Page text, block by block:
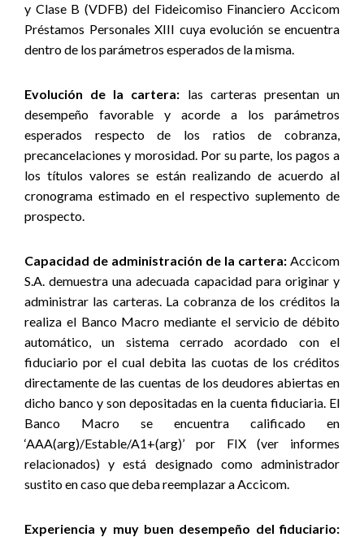
y Clase B (VDFB) del Fideicomiso Financiero Accicom
Préstamos Personales XIII cuya evolución se encuentra
dentro de los parámetros esperados de la misma.
Evolución de la cartera: las carteras presentan un
desempeño favorable y acorde a los parámetros
esperados respecto de los ratios de cobranza,
precancelaciones y morosidad. Por su parte, los pagos a
los títulos valores se están realizando de acuerdo al
cronograma estimado en el respectivo suplemento de
prospecto.
Capacidad de administración de la cartera: Accicom
S.A. demuestra una adecuada capacidad para originar y
administrar las carteras. La cobranza de los créditos la
realiza el Banco Macro mediante el servicio de débito
automático, un sistema cerrado acordado con el
fiduciario por el cual debita las cuotas de los créditos
directamente de las cuentas de los deudores abiertas en
dicho banco y son depositadas en la cuenta fiduciaria. El
Banco Macro se encuentra calificado en
‘AAA(arg)/Estable/A1+(arg)’ por FIX (ver informes
relacionados) y está designado como administrador
sustito en caso que deba reemplazar a Accicom.
Experiencia y muy buen desempeño del fiduciario: